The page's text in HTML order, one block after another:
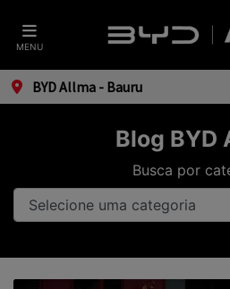
MENU
BYD Allma - Bauru
Blog BYD
Busca por